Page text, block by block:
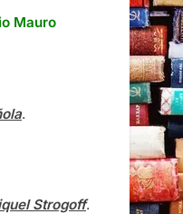
Mauro
.
Strogoff.